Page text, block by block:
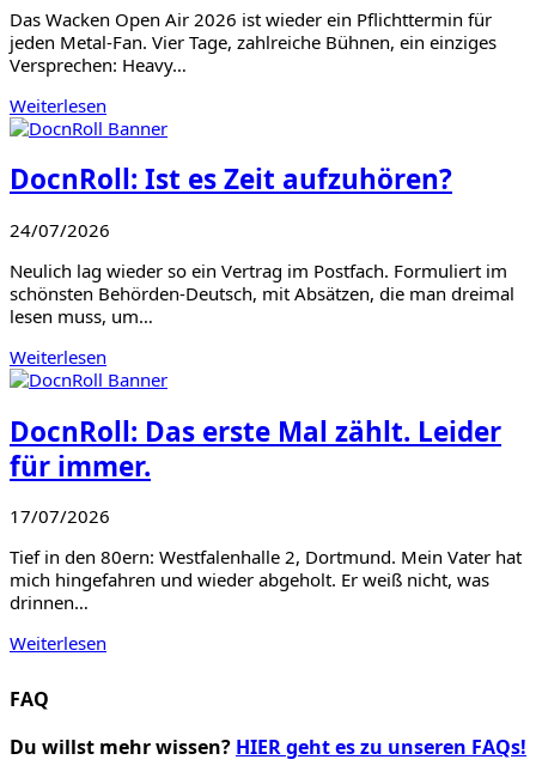
Das Wacken Open Air 2026 ist wieder ein Pflichttermin für
jeden Metal-Fan. Vier Tage, zahlreiche Bühnen, ein einziges
Versprechen: Heavy…
Weiterlesen
DocnRoll: Ist es Zeit aufzuhören?
24/07/2026
Neulich lag wieder so ein Vertrag im Postfach. Formuliert im
schönsten Behörden-Deutsch, mit Absätzen, die man dreimal
lesen muss, um…
Weiterlesen
DocnRoll: Das erste Mal zählt. Leider
für immer.
17/07/2026
Tief in den 80ern: Westfalenhalle 2, Dortmund. Mein Vater hat
mich hingefahren und wieder abgeholt. Er weiß nicht, was
drinnen…
Weiterlesen
FAQ
Du willst mehr wissen? HIER geht es zu unseren FAQs!